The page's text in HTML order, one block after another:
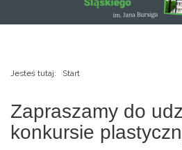
Jesteś tutaj: Start
Zapraszamy do
konkursie